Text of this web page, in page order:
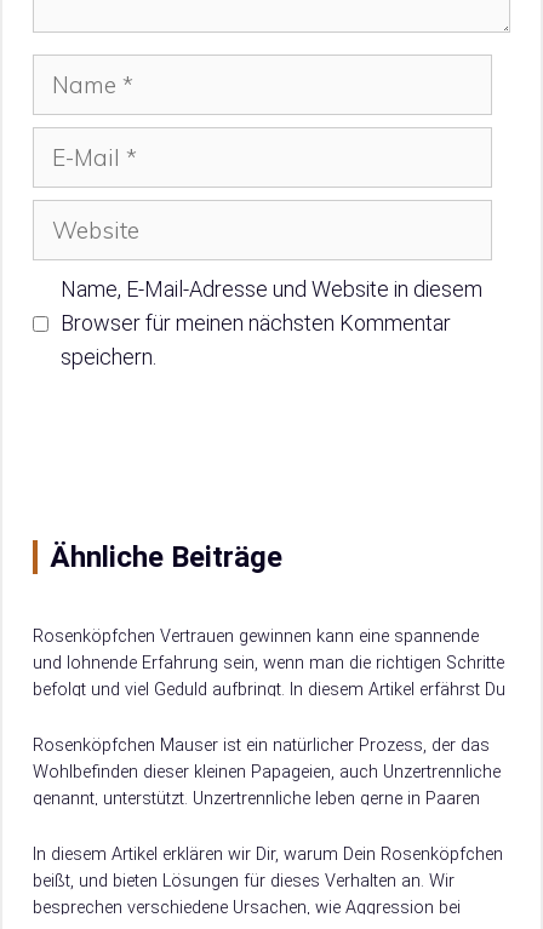
Name, E-Mail-Adresse und Website in diesem
Browser für meinen nächsten Kommentar
speichern.
Ähnliche Beiträge
Rosenköpfchen Vertrauen gewinnen kann eine spannende
und lohnende Erfahrung sein, wenn man die richtigen Schritte
befolgt und viel Geduld aufbringt. In diesem Artikel erfährst Du
Rosenköpfchen Mauser ist ein natürlicher Prozess, der das
Wohlbefinden dieser kleinen Papageien, auch Unzertrennliche
genannt, unterstützt. Unzertrennliche leben gerne in Paaren
Freiflug…
In diesem Artikel erklären wir Dir, warum Dein Rosenköpfchen
beißt, und bieten Lösungen für dieses Verhalten an. Wir
besprechen verschiedene Ursachen, wie Aggression bei